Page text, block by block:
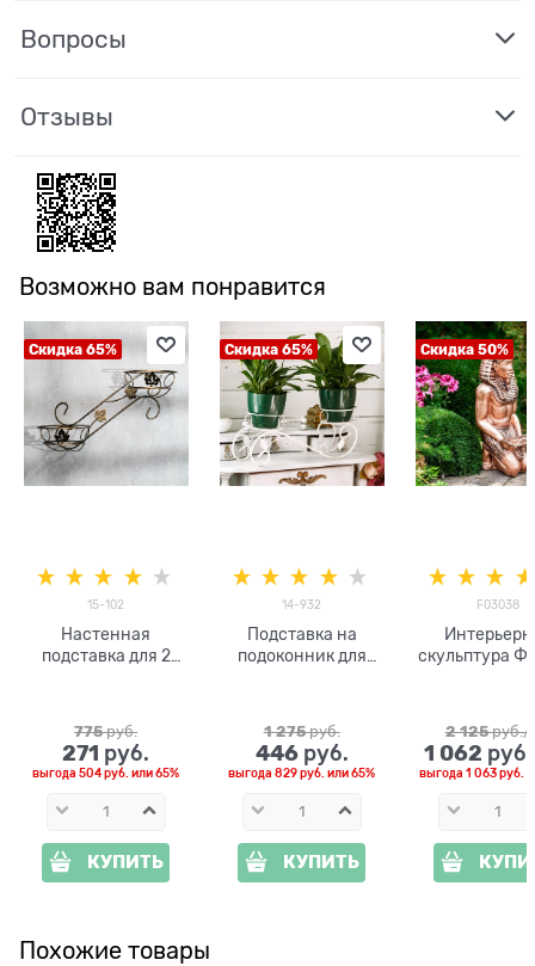
Вопросы
Отзывы
Возможно вам понравится
Скидка 65%
15-102
Настенная
подставка для 2
775 руб.
271 руб.
выгода504 руб. или65%
КУПИТЬ
Скидка 65%
14-932
Подставка на
подоконник для
1 275 руб.
446 руб.
выгода829 руб. или65%
КУПИТЬ
Скидка 50%
F03038
скульптура
2 125 руб./
1 062
выгода1 063 руб.
Похожие товары